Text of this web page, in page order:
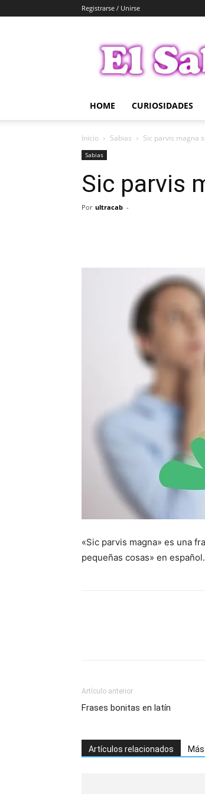
Registrarse / Unirse
Sabio
HOME CURIOSIDADES
Inicio Sabias Sic parvis magna
Sabias
Sic parvis
Por ultracab -
«Sic parvis magna» es una
pequeñas cosas» en
Artículo anterior
Frases bonitas en latín
Artículos relacionados